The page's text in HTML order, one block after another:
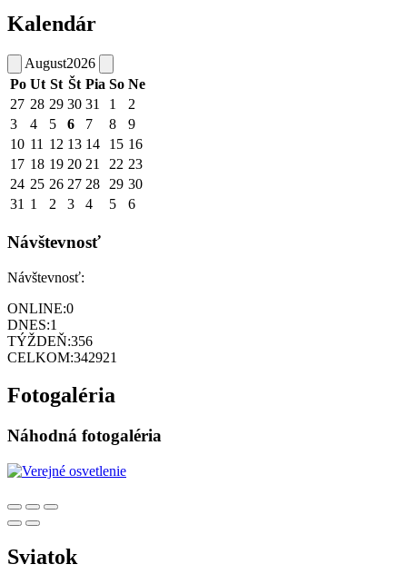
Kalendár
August2026
Po Ut St Št Pia So Ne
27 28 29 30 31 1
2
3
4 5 6 7 8
9
10 11 12 13 14 15 16
17 18 19 20 21 22 23
24 25 26 27 28 29 30
31 1 2 3 4 5 6
Návštevnosť
Návštevnosť:
ONLINE:0
DNES:1
TÝŽDEŇ:356
CELKOM:342921
Fotogaléria
Náhodná fotogaléria
Sviatok